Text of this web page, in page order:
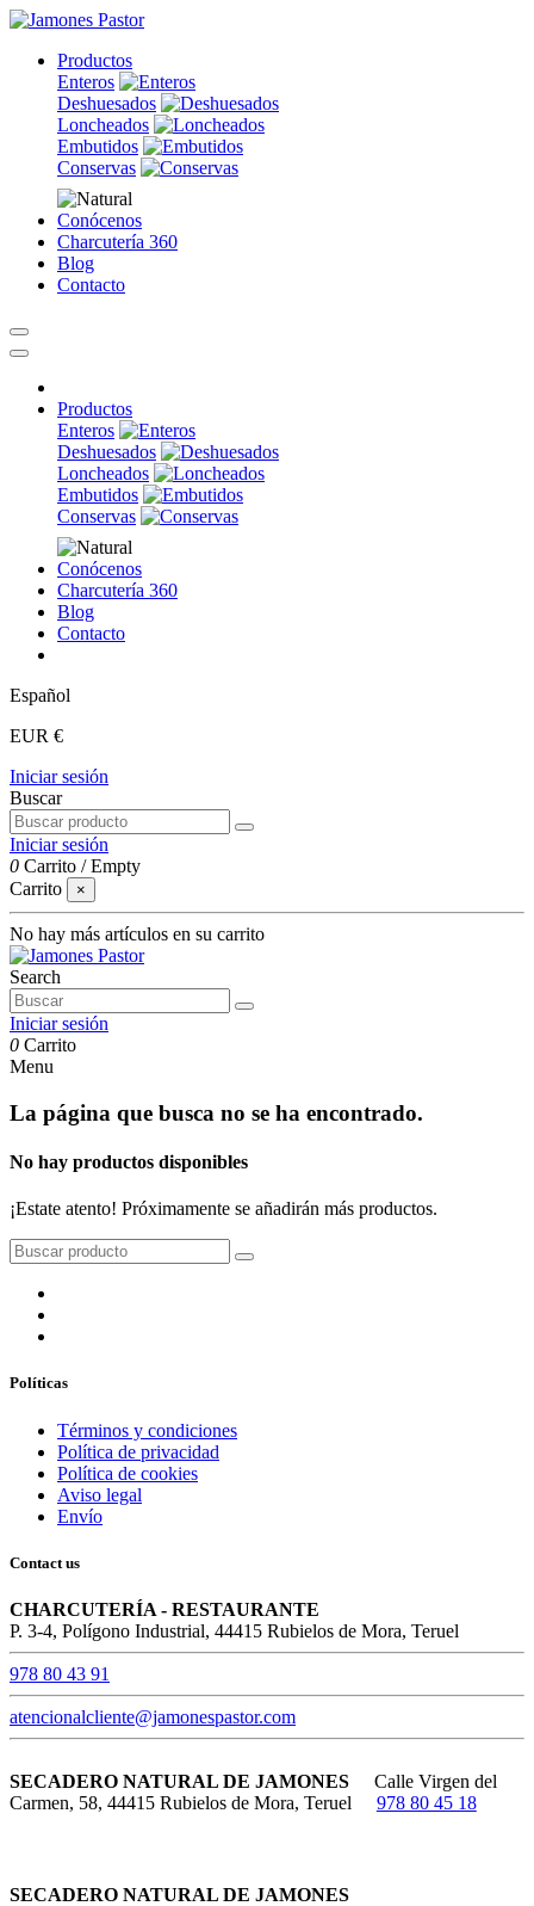
Productos
Enteros
Deshuesados
Loncheados
Embutidos
Conservas
Conócenos
Charcutería 360
Blog
Contacto
Productos
Enteros
Deshuesados
Loncheados
Embutidos
Conservas
Conócenos
Charcutería 360
Blog
Contacto
Español
EUR €
Iniciar sesión
Buscar
Iniciar sesión
0 Carrito /Empty
Carrito
×
No hay más artículos en su carrito
Search
Iniciar sesión
0 Carrito
Menu
La página que busca no se ha encontrado.
No hay productos disponibles
¡Estate atento! Próximamente se añadirán más productos.
Políticas
Términos y condiciones
Política de privacidad
Política de cookies
Aviso legal
Envío
Contact us
CHARCUTERÍA - RESTAURANTE
P. 3-4, Polígono Industrial, 44415 Rubielos de Mora, Teruel
978 80 43 91
atencionalcliente@jamonespastor.com
SECADERO NATURAL DE JAMONES
Calle Virgen del
Carmen, 58, 44415 Rubielos de Mora, Teruel
978 80 45 18
SECADERO NATURAL DE JAMONES